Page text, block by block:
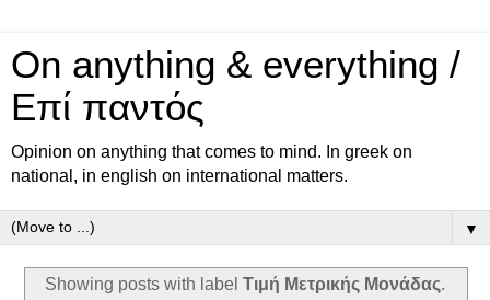
On anything & everything /
Επί παντός
Opinion on anything that comes to mind. In greek on
national, in english on international matters.
▼
Showing posts with label Τιμή Μετρικής Μονάδας.